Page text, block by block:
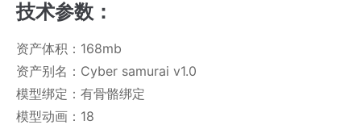
技术参数：
资产体积：168mb
资产别名：Cyber samurai v1.0
模型绑定：有骨骼绑定
模型动画：18